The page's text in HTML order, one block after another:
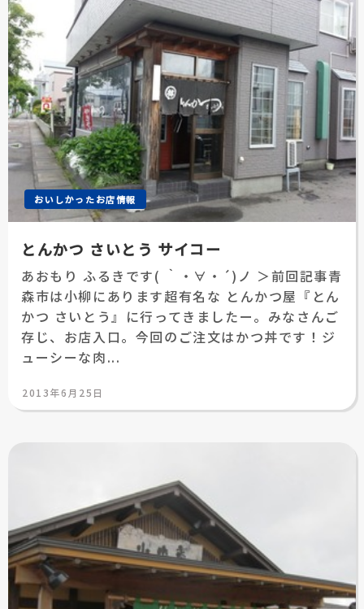
おいしかったお店情報
とんかつ さいとう サイコー
あおもり ふるきです( ｀・∀・´)ノ ＞前回記事青
森市は小柳にあります超有名な とんかつ屋『とん
かつ さいとう』に行ってきましたー。みなさんご
存じ、お店入口。今回のご注文はかつ丼です！ジ
ューシーな肉...
投
日:
2013年6月25日